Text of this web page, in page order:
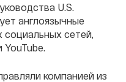
U.S.
англоязычные
социальных сетей,
компанией из